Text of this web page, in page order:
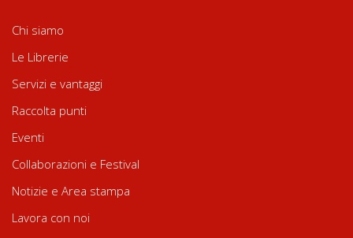
Chi siamo
Le Librerie
Servizi e vantaggi
Raccolta punti
Eventi
Collaborazioni e Festival
Notizie e Area stampa
Lavora con noi